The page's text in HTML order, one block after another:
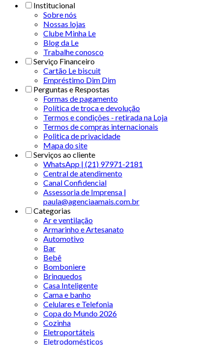
Institucional
Sobre nós
Nossas lojas
Clube Minha Le
Blog da Le
Trabalhe conosco
Serviço Financeiro
Cartão Le biscuit
Empréstimo Dim Dim
Perguntas e Respostas
Formas de pagamento
Política de troca e devolução
Termos e condições - retirada na Loja
Termos de compras internacionais
Politica de privacidade
Mapa do site
Serviços ao cliente
WhatsApp | (21) 97971-2181
Central de atendimento
Canal Confidencial
Assessoria de Imprensa |
paula@agenciaamais.com.br
Categorias
Ar e ventilação
Armarinho e Artesanato
Automotivo
Bar
Bebê
Bomboniere
Brinquedos
Casa Inteligente
Cama e banho
Celulares e Telefonia
Copa do Mundo 2026
Cozinha
Eletroportáteis
Eletrodomésticos